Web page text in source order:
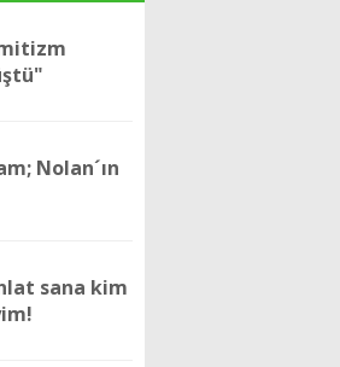
Nolan´ın
sana kim